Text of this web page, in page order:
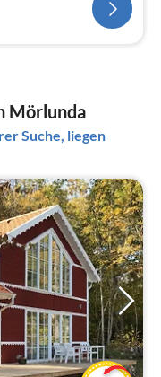
Mörlunda
Suche, liegen